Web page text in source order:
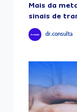
Mais da
sinais de
dr.consulta